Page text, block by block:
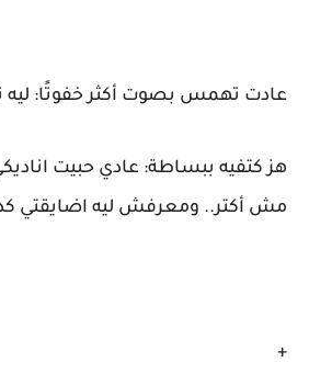
عادت تهمس بصوت أكثر خفوتًا: ليه
هز كتفيه ببساطة: عادي حبيت
مش أكتر.. ومعرفش ليه اضايقتي
+